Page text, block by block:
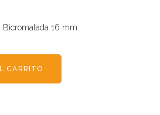
16 mm.
CARRITO